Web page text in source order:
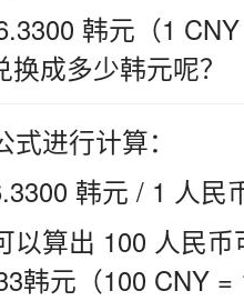
韩元（1
成多少韩元呢？
进行计算：
韩元 / 1 人民
以算出 100 人民
韩元（100 CNY =